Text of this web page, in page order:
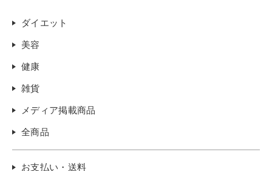
ダイエット
美容
健康
雑貨
メディア掲載商品
全商品
お支払い・送料